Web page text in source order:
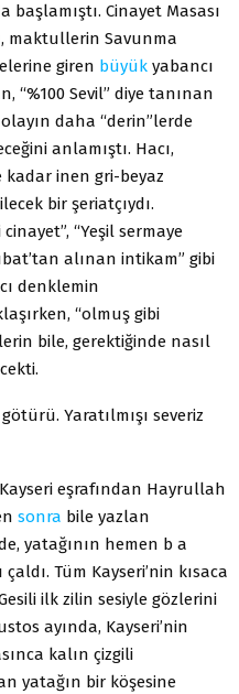
Cinayet Masası
maktullerin Savunma
giren büyük yabancı
“%100 Sevil” diye tanınan
daha “derin”lerde
anlamıştı. Hacı,
kadar inen gri-beyaz
bir şeriatçıydı.
“Yeşil sermaye
alınan intikam” gibi
denklemin
“olmuş gibi
bile, gerektiğinde nasıl
Yaratılmışı severiz
eşrafından Hayrullah
sonra bile yazlan
yatağının hemen b a
Tüm Kayseri’nin kısaca
ilk zilin sesiyle gözlerini
ayında, Kayseri’nin
kalın çizgili
yatağın bir köşesine